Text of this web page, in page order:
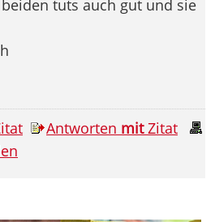
tuts auch gut und sie
Antworten mitZitat